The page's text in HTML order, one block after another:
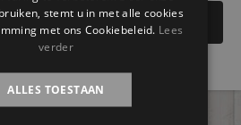
stemt u in met alle cookies
met ons Cookiebeleid. Lees
verder
ALLES TOESTAAN